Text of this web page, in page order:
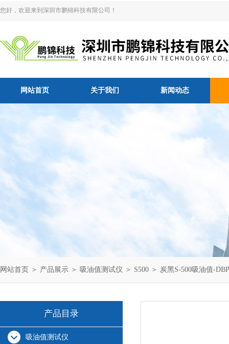
您好，欢迎来到深圳市鹏锦科技有限公司！
网站首页 关于我们 新闻动态
网站首页 ＞ 产品展示 ＞ 吸油值测试仪 ＞ S500 ＞ 炭黑S-500吸油值-
产品目录
吸油值测试仪